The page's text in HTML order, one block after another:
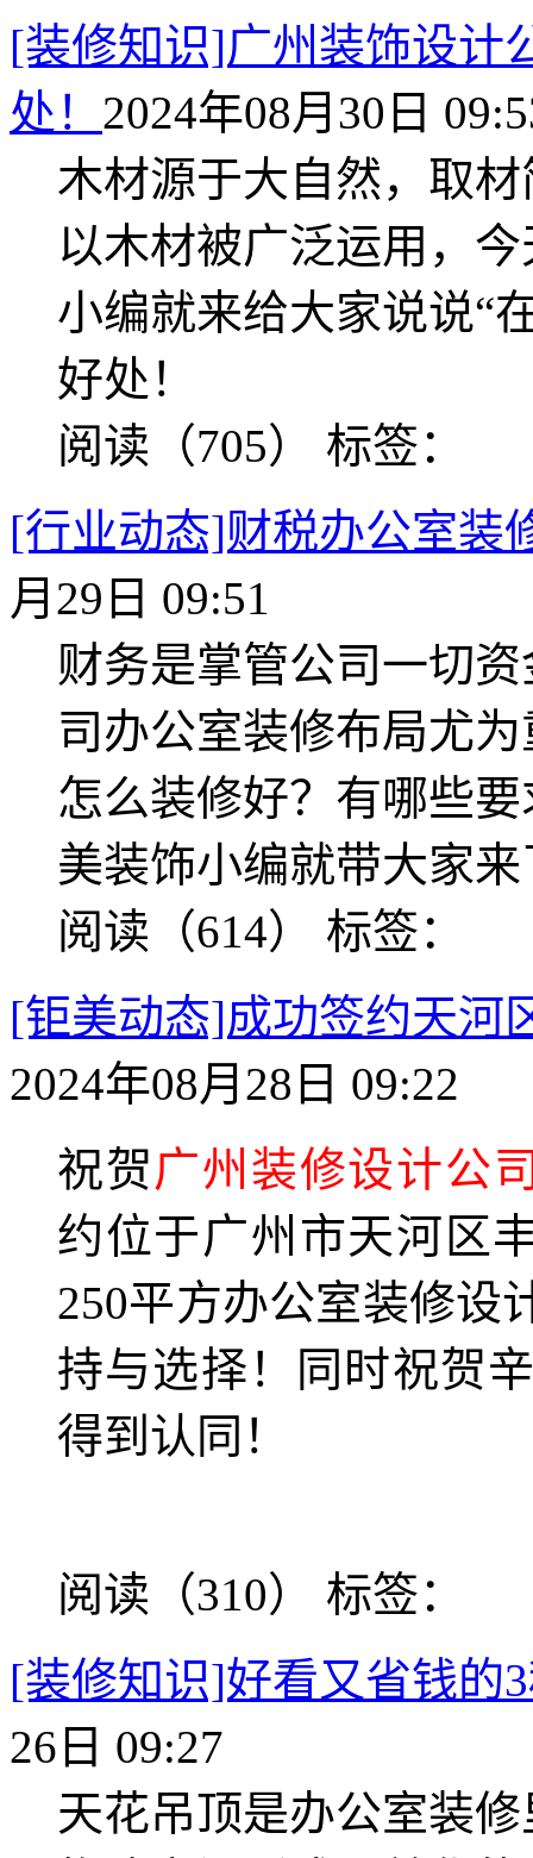
[装修知识]广州装饰设计
处！ 2024年08月30日
木材源于大自然，取
以木材被广泛运用，
小编就来给大家说说“
好处！
阅读（705） 标签：
[行业动态]财税办公室装
月29日 09:51
财务是掌管公司一切
司办公室装修布局尤
怎么装修好？有哪些
美装饰小编就带大家
阅读（614） 标签：
[钜美动态]成功签约天河
2024年08月28日 09:22
祝贺广州装修设计公
约位于广州市天河区
250平方办公室装修设
持与选择！同时祝贺
得到认同！
阅读（310） 标签：
[装修知识]好看又省钱的
26日 09:27
天花吊顶是办公室装